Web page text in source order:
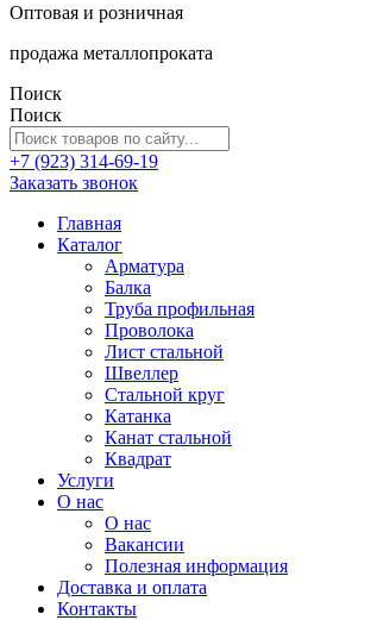
Оптовая и розничная
продажа металлопроката
Поиск
Поиск
+7 (923) 314-69-19
Заказать звонок
Главная
Каталог
Арматура
Балка
Труба профильная
Проволока
Лист стальной
Швеллер
Стальной круг
Катанка
Канат стальной
Квадрат
Услуги
О нас
О нас
Вакансии
Полезная информация
Доставка и оплата
Контакты